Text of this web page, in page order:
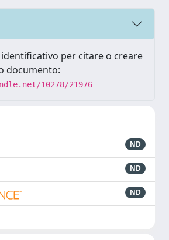
per citare o creare
documento:
10278/21976
ND
ND
ND